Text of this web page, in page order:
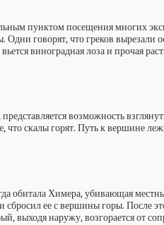
пунктом посещения многих
Одни говорят, что греков
виноградная лоза и прочая
возможность
что скалы горят. Путь к вершине
обитала Химера, убивающая
ее с вершины горы. После
выходя наружу, возгорается от